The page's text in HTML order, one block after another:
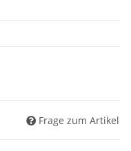
Frage zum Artikel